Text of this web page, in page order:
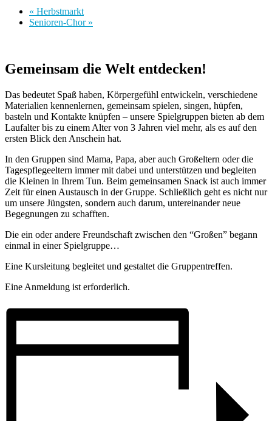
« Herbstmarkt
Senioren-Chor »
Gemeinsam die Welt entdecken!
Das bedeutet Spaß haben, Körpergefühl entwickeln, verschiedene
Materialien kennenlernen, gemeinsam spielen, singen, hüpfen,
basteln und Kontakte knüpfen – unsere Spielgruppen bieten ab dem
Laufalter bis zu einem Alter von 3 Jahren viel mehr, als es auf den
ersten Blick den Anschein hat.
In den Gruppen sind Mama, Papa, aber auch Großeltern oder die
Tagespflegeeltern immer mit dabei und unterstützen und begleiten
die Kleinen in Ihrem Tun. Beim gemeinsamen Snack ist auch immer
Zeit für einen Austausch in der Gruppe. Schließlich geht es nicht nur
um unsere Jüngsten, sondern auch darum, untereinander neue
Begegnungen zu schafften.
Die ein oder andere Freundschaft zwischen den “Großen” begann
einmal in einer Spielgruppe…
Eine Kursleitung begleitet und gestaltet die Gruppentreffen.
Eine Anmeldung ist erforderlich.